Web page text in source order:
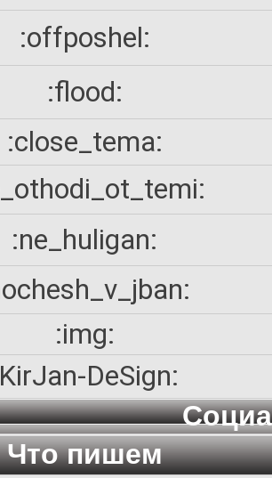
:offposhel:
:flood:
:close_tema:
:ne_huligan:
:img:
DeSign:
Что пишем